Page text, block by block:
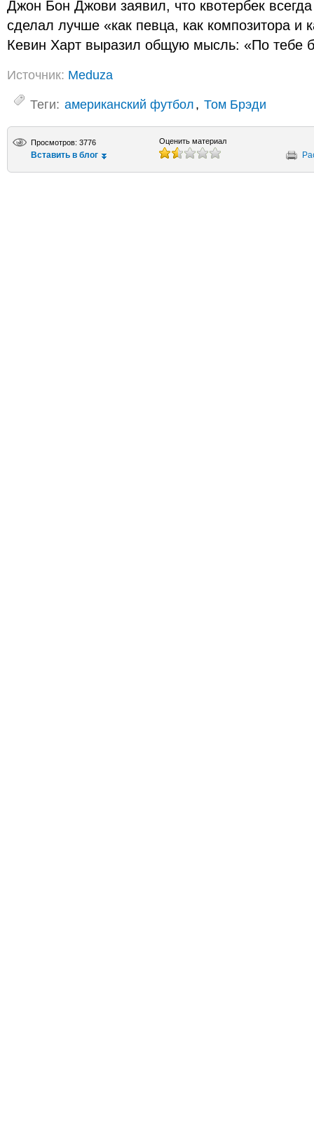
Джон Бон Джови заявил, что квотербек
сделал лучше «как певца, как композитора и
Кевин Харт выразил общую мысль: «По тебе
Источник: Meduza
Теги: американский футбол, Том Брэди
Просмотров: 3776
Вставить в блог
Оценить материал